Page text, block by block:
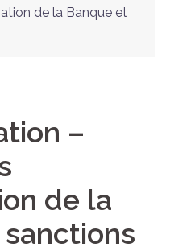
de la Banque et
–
de la